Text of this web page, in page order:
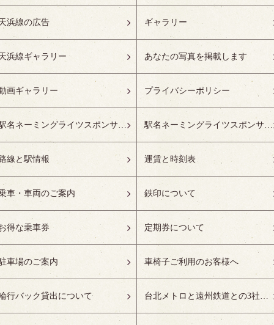
浜線の広告 ギャラリー
浜線ギャラリー あなたの写真を掲載します
画ギャラリー プライバシーポリシー
駅名ネーミングライツスポンサーの募集開始 駅名ネーミングライツスポンサー紹介
線と駅情報 運賃と時刻表
車・車両のご案内 鉄印について
得な乗車券 定期券について
車場のご案内 車椅子ご利用のお客様へ
行バック貸出について 台北メトロと遠州鉄道との3社友好協定について